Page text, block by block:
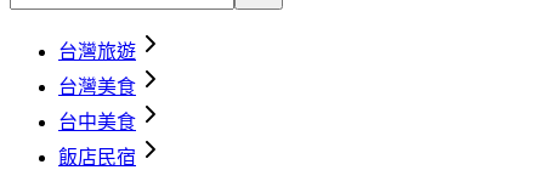
台灣旅遊
台灣美食
台中美食
飯店民宿